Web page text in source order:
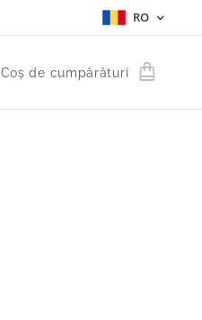
RO
Coș de cumpărături